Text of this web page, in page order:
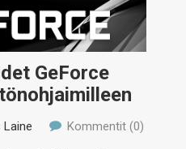
GeForce
Laine Kommentit (0)